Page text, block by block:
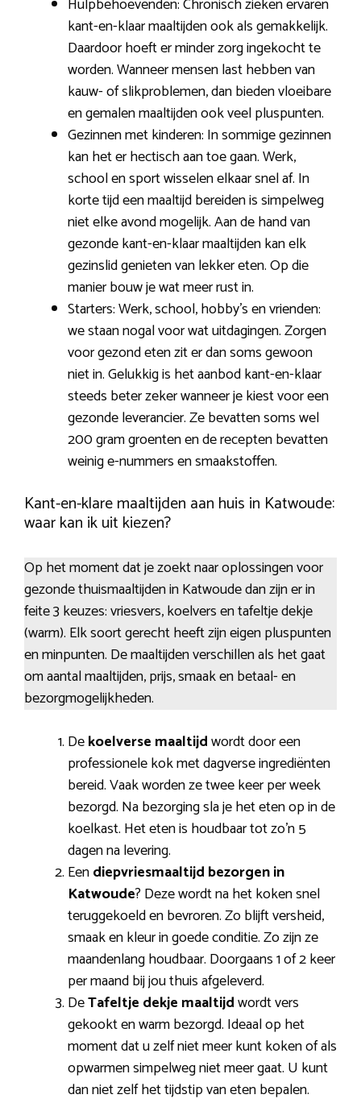
kant-en-klaar maaltijden ook als gemakkelijk.
Daardoor hoeft er minder zorg ingekocht te
worden. Wanneer mensen last hebben van
kauw- of slikproblemen, dan bieden vloeibare
en gemalen maaltijden ook veel pluspunten.
Gezinnen met kinderen: In sommige gezinnen
kan het er hectisch aan toe gaan. Werk,
school en sport wisselen elkaar snel af. In
korte tijd een maaltijd bereiden is simpelweg
niet elke avond mogelijk. Aan de hand van
gezonde kant-en-klaar maaltijden kan elk
gezinslid genieten van lekker eten. Op die
manier bouw je wat meer rust in.
Starters: Werk, school, hobby’s en vrienden:
we staan nogal voor wat uitdagingen. Zorgen
voor gezond eten zit er dan soms gewoon
niet in. Gelukkig is het aanbod kant-en-klaar
steeds beter zeker wanneer je kiest voor een
gezonde leverancier. Ze bevatten soms wel
200 gram groenten en de recepten bevatten
weinig e-nummers en smaakstoffen.
Kant-en-klare maaltijden aan huis in Katwoude:
waar kan ik uit kiezen?
Op het moment dat je zoekt naar oplossingen voor
gezonde thuismaaltijden in Katwoude dan zijn er in
feite 3 keuzes: vriesvers, koelvers en tafeltje dekje
(warm). Elk soort gerecht heeft zijn eigen pluspunten
en minpunten. De maaltijden verschillen als het gaat
om aantal maaltijden, prijs, smaak en betaal- en
bezorgmogelijkheden.
Dekoelverse maaltijdwordt door een
professionele kok met dagverse ingrediënten
bereid. Vaak worden ze twee keer per week
bezorgd. Na bezorging sla je het eten op in de
koelkast. Het eten is houdbaar tot zo’n 5
dagen na levering.
Eendiepvriesmaaltijd bezorgen in
Katwoude? Deze wordt na het koken snel
teruggekoeld en bevroren. Zo blijft versheid,
smaak en kleur in goede conditie. Zo zijn ze
maandenlang houdbaar. Doorgaans 1 of 2 keer
per maand bij jou thuis afgeleverd.
DeTafeltje dekje maaltijdwordt vers
gekookt en warm bezorgd. Ideaal op het
moment dat u zelf niet meer kunt koken of als
opwarmen simpelweg niet meer gaat. U kunt
dan niet zelf het tijdstip van eten bepalen.